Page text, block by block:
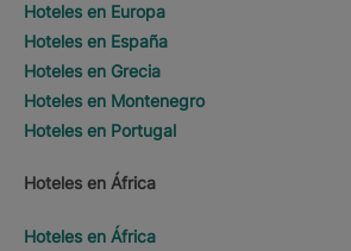
Hoteles en Europa
Hoteles en España
Hoteles en Grecia
Hoteles en Montenegro
Hoteles en Portugal
Hoteles en África
Hoteles en África